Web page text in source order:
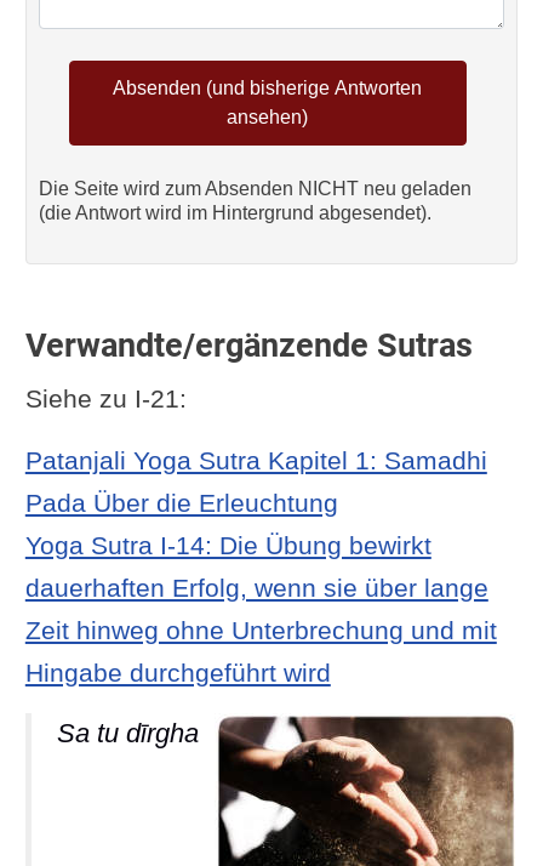
Die Seite wird zum Absenden NICHT neu geladen
(die Antwort wird im Hintergrund abgesendet).
Verwandte/ergänzende Sutras
Siehe zu I-21:
Patanjali Yoga Sutra Kapitel 1: Samadhi
Pada Über die Erleuchtung
Yoga Sutra I-14: Die Übung bewirkt
dauerhaften Erfolg, wenn sie über lange
Zeit hinweg ohne Unterbrechung und mit
Hingabe durchgeführt wird
Sa tu dīrgha